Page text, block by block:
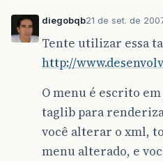
diegobqb21 de set. de
Tente utilizar essa
http://
O menu é escrito
taglib para
você alterar o xml,
menu alterado, e